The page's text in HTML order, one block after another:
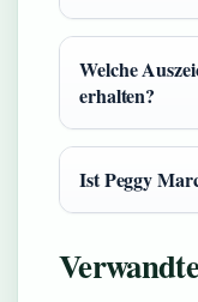
Welche
erhalten?
Ist Peggy